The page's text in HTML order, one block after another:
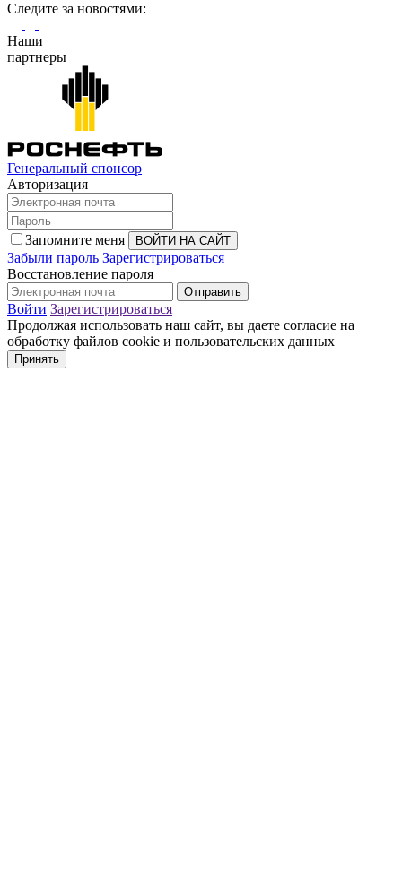
Cледите за новостями:
Наши
партнеры
Генеральный спонсор
Авторизация
Запомните меня
Забыли пароль Зарегистрироваться
Восстановление пароля
Войти Зарегистрироваться
Продолжая использовать наш сайт, вы даете согласие на
обработку файлов cookie и пользовательских данных
Принять